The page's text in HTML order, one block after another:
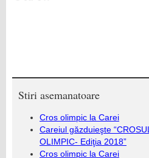
Stiri asemanatoare
Cros olimpic la Carei
Careiul găzduieşte “CROSUL
OLIMPIC- Ediţia 2018”
Cros olimpic la Carei